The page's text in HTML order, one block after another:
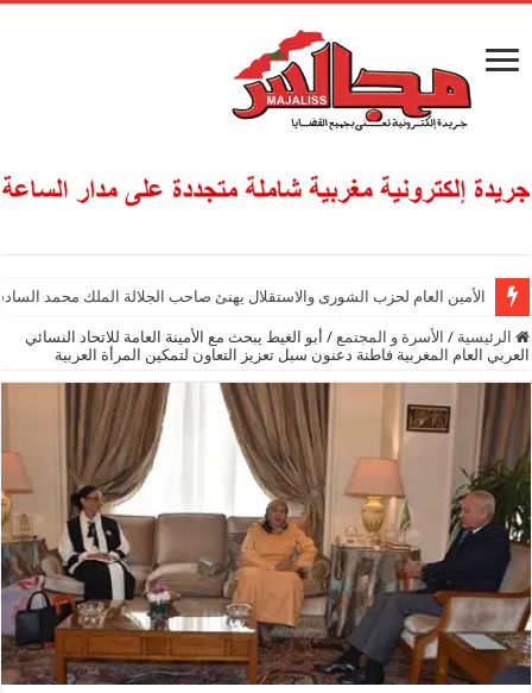
الأمين العام لحزب الشورى والاستقلال يهنئ صاحب الجلالة الملك محمد
الرئيسية / الأسرة و المجتمع / أبو الغيط يبحث مع الأمينة العامة للاتحاد النسائي
العربي العام المغربية فاطنة دعنون سبل تعزيز التعاون لتمكين المرأة العربية